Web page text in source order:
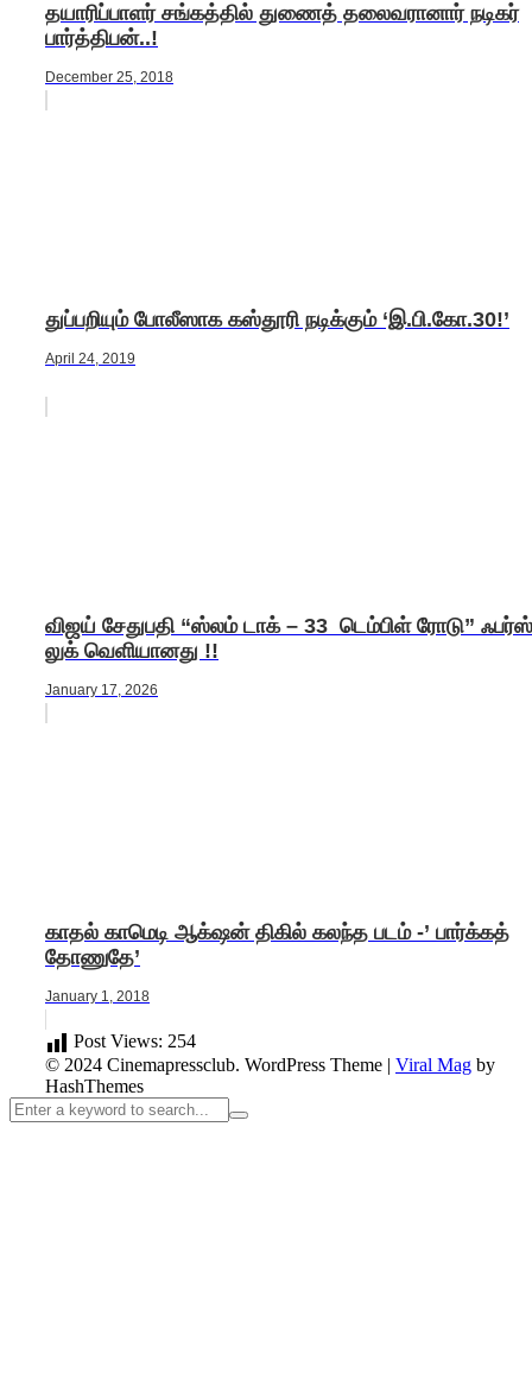
தயாரிப்பாளர் சங்கத்தில் துணைத் தலைவரானார் நடிகர்
பார்த்திபன்..!
December 25, 2018
துப்பறியும் போலீஸாக கஸ்தூரி நடிக்கும் ‘இ.பி.கோ.30!’
April 24, 2019
விஜய் சேதுபதி “ஸ்லம் டாக் – 33 டெம்பிள் ரோடு”
லுக் வெளியானது !!
January 17, 2026
காதல் காமெடி ஆக்‌ஷன் திகில் கலந்த படம் -’ பார்க்கத்
தோணுதே’
January 1, 2018
Post Views: 254
© 2024 Cinemapressclub. WordPress Theme | Viral Mag by
HashThemes